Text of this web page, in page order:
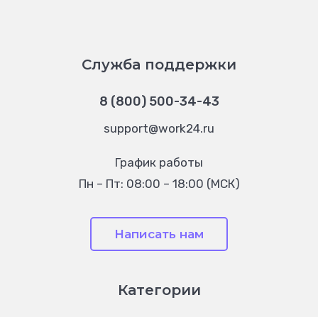
Служба поддержки
8 (800) 500-34-43
support@work24.ru
График работы
Пн – Пт: 08:00 – 18:00 (МСК)
Написать нам
Категории